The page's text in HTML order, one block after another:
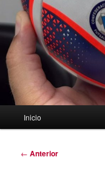
Inicio
Navegación
← Anterior